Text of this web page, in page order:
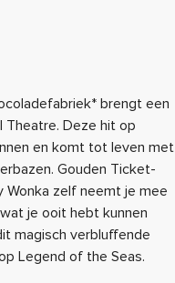
brengt een
Deze hit op
en komt tot leven met
Gouden Ticket-
Wonka zelf neemt je mee
je ooit hebt kunnen
magisch verbluffende
Legend of the Seas.